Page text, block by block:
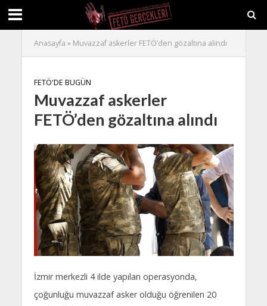
Anasayfa » Muvazzaf askerler FETÖ’den gözaltına alındı
FETÖ'DE BUGÜN
Muvazzaf askerler
FETÖ’den gözaltına alındı
İzmir merkezli 4 ilde yapılan operasyonda,
çoğunluğu muvazzaf asker olduğu öğrenilen 20